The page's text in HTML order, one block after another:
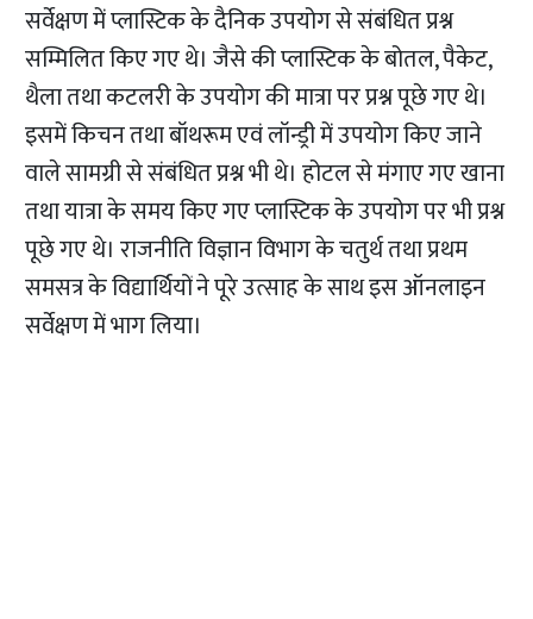
सर्वेक्षण में प्लास्टिक के दैनिक उपयोग से संबंधित प्रश्न
सम्मिलित किए गए थे। जैसे की प्लास्टिक के बोतल, पैकेट,
थैला तथा कटलरी के उपयोग की मात्रा पर प्रश्न पूछे गए थे।
इसमें किचन तथा बॉथरूम एवं लॉन्ड्री में उपयोग किए जाने
वाले सामग्री से संबंधित प्रश्न भी थे। होटल से मंगाए गए खाना
तथा यात्रा के समय किए गए प्लास्टिक के उपयोग पर भी प्रश्न
पूछे गए थे। राजनीति विज्ञान विभाग के चतुर्थ तथा प्रथम
समसत्र के विद्यार्थियों ने पूरे उत्साह के साथ इस ऑनलाइन
सर्वेक्षण में भाग लिया।